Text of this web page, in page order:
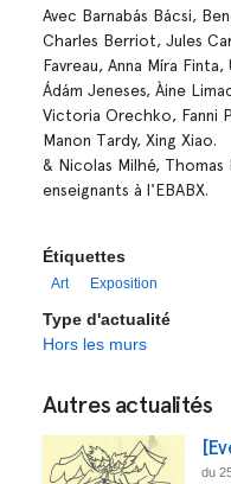
Avec Barnabás Bácsi,
Charles Berriot, Jules
Favreau, Anna Míra
Ádám Jeneses, Àine
Victoria Orechko, Fanni
Manon Tardy, Xing Xiao.
& Nicolas Milhé,
enseignants à l'EBABX.
Étiquettes
Art Exposition
Type d'actualité
Hors les murs
Autres actualités
du